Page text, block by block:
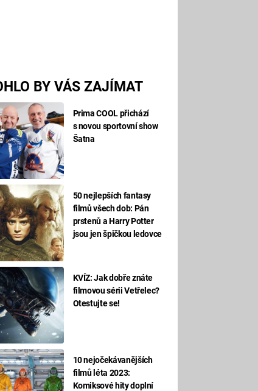
BY VÁS ZAJÍMAT
Prima COOL přichází
s novou sportovní show
Šatna
50 nejlepších fantasy
filmů všech dob: Pán
prstenů a Harry Potter
jsou jen špičkou ledovce
KVÍZ: Jak dobře znáte
filmovou sérii Vetřelec?
Otestujte se!
10 nejočekávanějších
filmů léta 2023:
Komiksové hity doplní